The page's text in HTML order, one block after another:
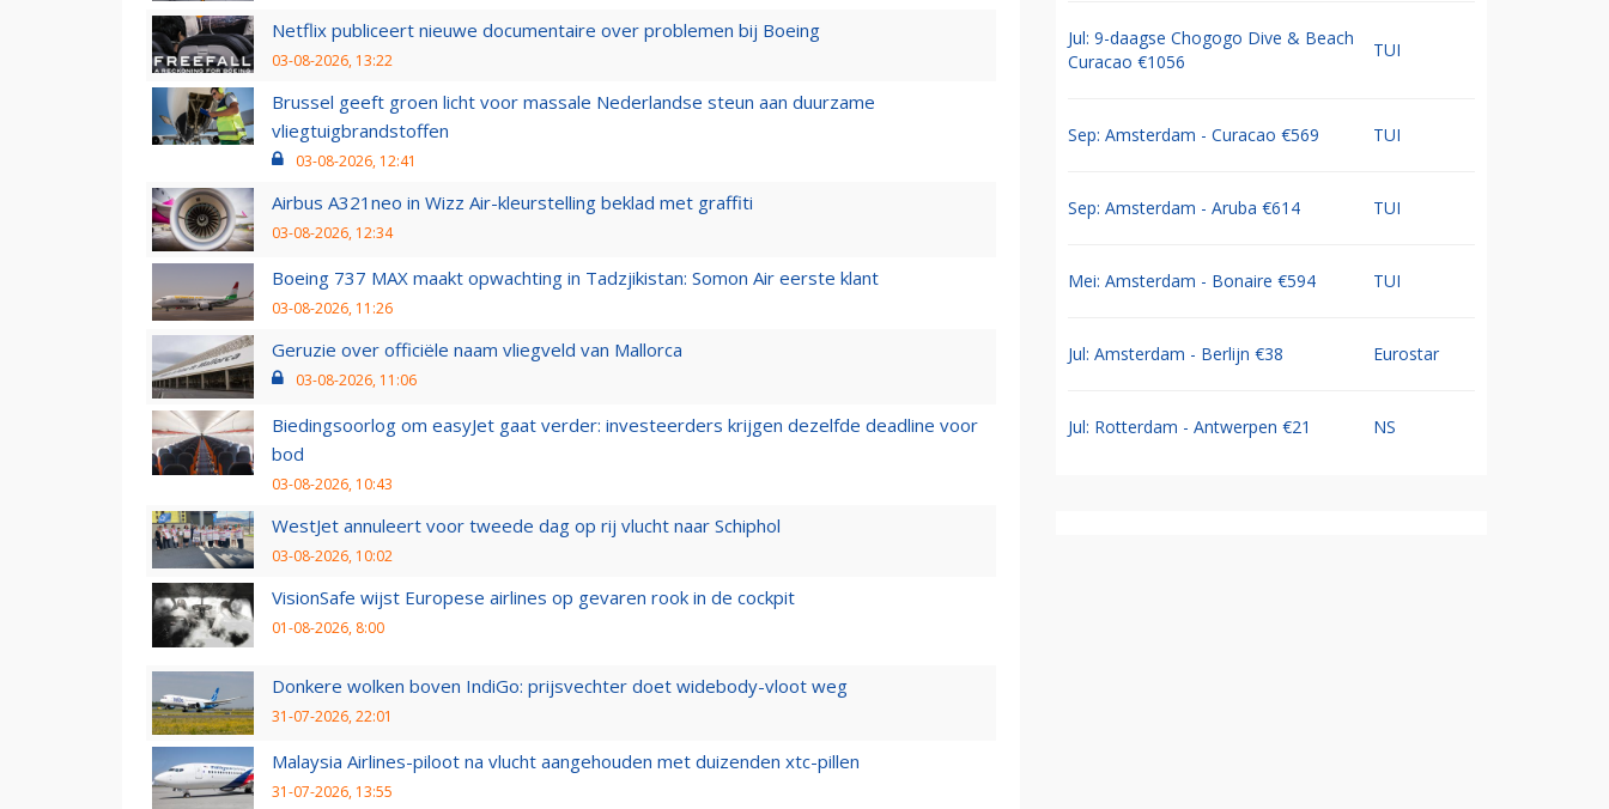
Netflix publiceert nieuwe documentaire over problemen bij Boeing
03-08-2026, 13:22
Brussel geeft groen licht voor massale Nederlandse steun aan duurzame
vliegtuigbrandstoffen
03-08-2026, 12:41
Airbus A321neo in Wizz Air-kleurstelling beklad met graffiti
03-08-2026, 12:34
Boeing 737 MAX maakt opwachting in Tadzjikistan: Somon Air eerste klant
03-08-2026, 11:26
Geruzie over officiële naam vliegveld van Mallorca
03-08-2026, 11:06
Biedingsoorlog om easyJet gaat verder: investeerders krijgen dezelfde deadline voor
bod
03-08-2026, 10:43
WestJet annuleert voor tweede dag op rij vlucht naar Schiphol
03-08-2026, 10:02
VisionSafe wijst Europese airlines op gevaren rook in de cockpit
01-08-2026, 8:00
Donkere wolken boven IndiGo: prijsvechter doet widebody-vloot weg
31-07-2026, 22:01
Malaysia Airlines-piloot na vlucht aangehouden met duizenden xtc-pillen
31-07-2026, 13:55
Jul: 9-daagse Chogogo Dive & Beach
Curacao €1056
TUI
Sep: Amsterdam - Curacao €569 TUI
Sep: Amsterdam - Aruba €614 TUI
Mei: Amsterdam - Bonaire €594 TUI
Jul: Amsterdam - Berlijn €38 Eurostar
Jul: Rotterdam - Antwerpen €21 NS